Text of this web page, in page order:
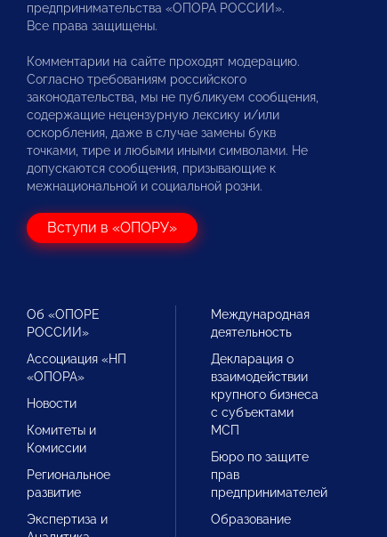
предпринимательства «ОПОРА РОССИИ».
Все права защищены.
Комментарии на сайте проходят модерацию.
Согласно требованиям российского
законодательства, мы не публикуем сообщения,
содержащие нецензурную лексику и/или
оскорбления, даже в случае замены букв
точками, тире и любыми иными символами. Не
допускаются сообщения, призывающие к
межнациональной и социальной розни.
Вступи в «ОПОРУ»
Об «ОПОРЕ
РОССИИ»
Ассоциация «НП
«ОПОРА»
Новости
Комитеты и
Комиссии
Региональное
развитие
Экспертиза и
Международная
деятельность
Декларация о
взаимодействии
крупного бизнеса
с субъектами
МСП
Бюро по защите
прав
предпринимателей
Образование